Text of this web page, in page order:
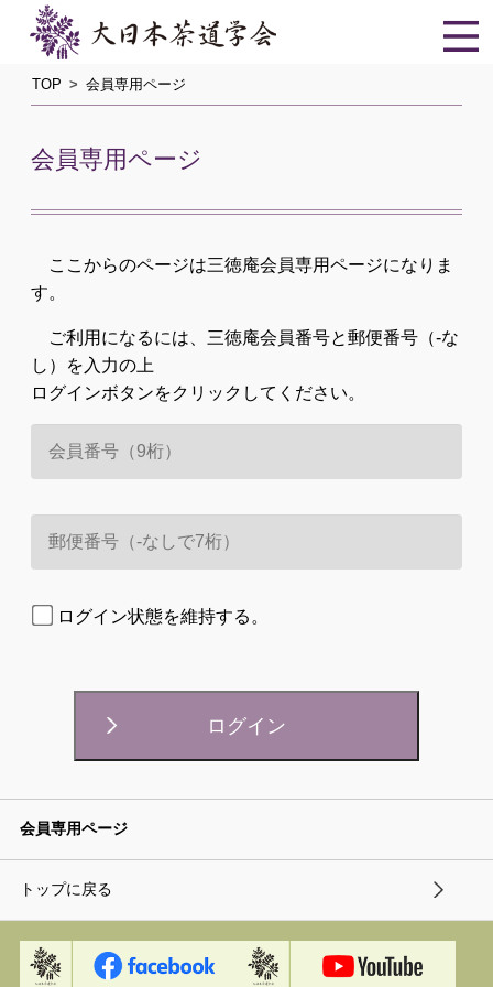
TOP 会員専用ページ
会員専用ページ
ここからのページは三徳庵会員専用ページになりま
す。
ご利用になるには、三徳庵会員番号と郵便番号（-な
し）を入力の上
ログインボタンをクリックしてください。
ログイン状態を維持する。
会員専用ページ
トップに戻る